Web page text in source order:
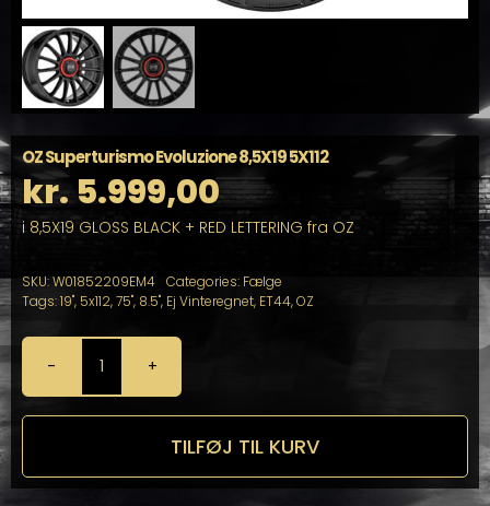
OZ Superturismo Evoluzione 8,5X19 5X112
kr.5.999,00
i 8,5X19 GLOSS BLACK + RED LETTERING fra OZ
SKU:W01852209EM4 Categories: Fælge
Tags:19", 5x112,75", 8.5", Ej Vinteregnet, ET44,OZ
OZ
Superturismo
Evoluzione
antal
TILFØJ TIL KURV